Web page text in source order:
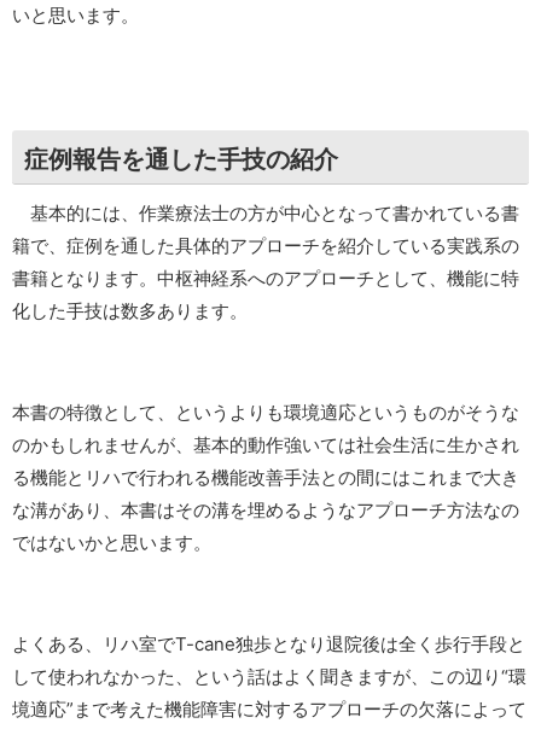
いと思います。
症例報告を通した手技の紹介
基本的には、作業療法士の方が中心となって書かれている書
籍で、症例を通した具体的アプローチを紹介している実践系の
書籍となります。中枢神経系へのアプローチとして、機能に特
化した手技は数多あります。
本書の特徴として、というよりも環境適応というものがそうな
のかもしれませんが、基本的動作強いては社会生活に生かされ
る機能とリハで行われる機能改善手法との間にはこれまで大き
な溝があり、本書はその溝を埋めるようなアプローチ方法なの
ではないかと思います。
よくある、リハ室でT-cane独歩となり退院後は全く歩行手段と
して使われなかった、という話はよく聞きますが、この辺り“環
境適応”まで考えた機能障害に対するアプローチの欠落によって